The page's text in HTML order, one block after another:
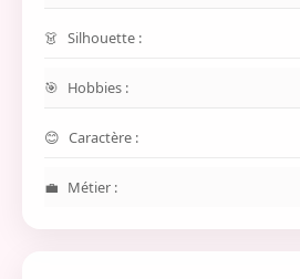
Silhouette :
Hobbies :
Caractère :
Métier :